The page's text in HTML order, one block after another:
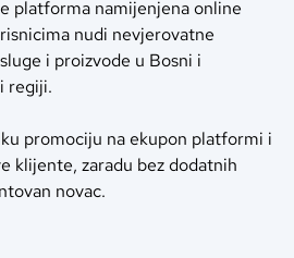
platforma namijenjena online
nudi nevjerovatne
i proizvode u Bosni i
regiji.
promociju na ekupon platformi i
klijente, zaradu bez dodatnih
novac.